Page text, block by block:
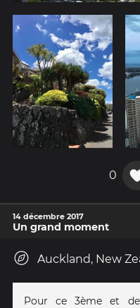
0
14 décembre 2017
Un grand moment
Auckland, New
Pour ce 3ème et